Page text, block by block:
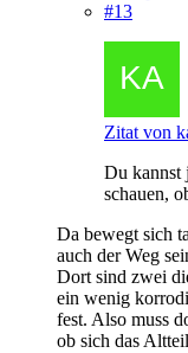
#13
Zitat von
Du kannst
schauen,
Da bewegt sich
auch der Weg
Dort sind zwei
ein wenig
fest. Also muss
ob sich das